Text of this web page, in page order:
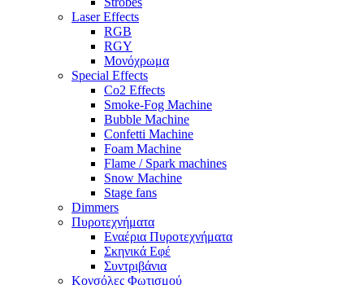
Laser Effects
RGB
RGY
Μονόχρωμα
Special Effects
Co2 Effects
Smoke-Fog Machine
Bubble Machine
Confetti Machine
Foam Machine
Flame / Spark machines
Snow Machine
Stage fans
Dimmers
Πυροτεχνήματα
Εναέρια Πυροτεχνήματα
Σκηνικά Εφέ
Συντριβάνια
Κονσόλες Φωτισμού